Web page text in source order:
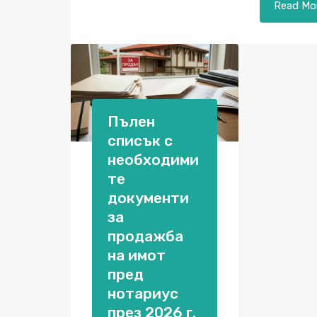
Read
Пълен
списък с
необходими
те
документи
за
продажба
на имот
пред
нотариус
през 2026 г.